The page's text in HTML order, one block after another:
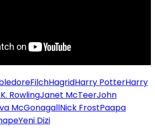
FilchHagridHarry PotterHarry
RowlingJanet McTeerJohn
McGonagallNick FrostPaapa
Yeni Dizi